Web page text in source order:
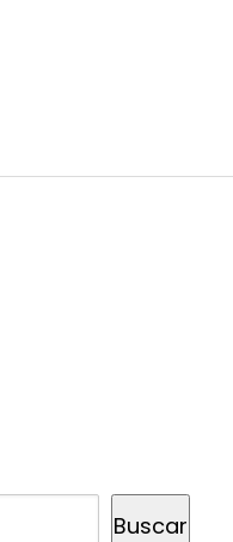
Buscar